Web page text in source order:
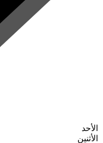
الأحد
الأثنين